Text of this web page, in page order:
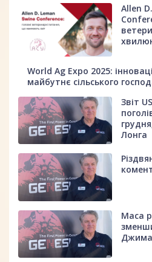
Allen
World Ag Expo 2025:
майбутнє сільського
Звіт
Лонга
Маса